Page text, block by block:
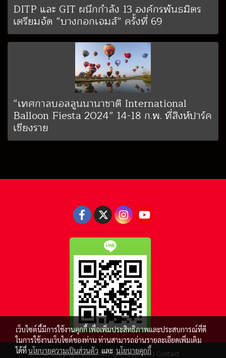
DITP และ GIT ผนึกกำลัง 13 องค์กรพันธมิตร
เตรียมจัด “บางกอกเจมส์” ครั้งที่ 69
“เทศกาลบอลลูนนานาชาติ International
Balloon Fiesta 2024” 14-18 ก.พ. ที่สิงห์ปาร์ค
เชียงราย
© Copyright 2016 All right reserved.| Contact :
เว็บไซต์นี้มีการใช้งานคุกกี้ เพื่อเพิ่มประสิทธิภาพและประสบการณ์ที่ดี
ในการใช้งานเว็บไซต์ของท่าน ท่านสามารถอ่านรายละเอียดเพิ่มเติม
ได้ที่นโยบายความเป็นส่วนตัว และนโยบายคุกกี้